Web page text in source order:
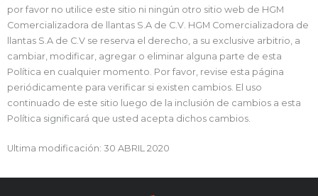
por favor no utilice este sitio ni ningún otro sitio web de HGM
Comercializadora de llantas S.A de C.V. HGM Comercializadora de
llantas S.A de C.V se reserva el derecho, a su exclusive arbitrio, a
cambiar, modificar, agregar o eliminar alguna parte de esta
Política en cualquier momento. Por favor, revise esta página
periódicamente para verificar si existen cambios. El uso
continuado de este sitio luego de la inclusión de cambios a esta
Política significará que usted acepta dichos cambios.
Ultima modificación: 30 ABRIL 2020